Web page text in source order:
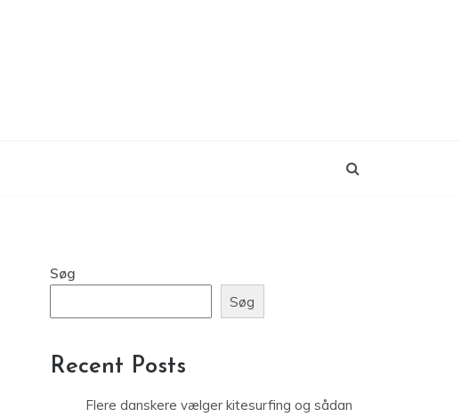
Søg
Søg
Recent Posts
Flere danskere vælger kitesurfing og sådan